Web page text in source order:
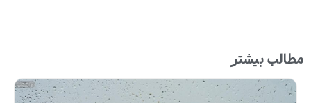
مطالب بیشتر